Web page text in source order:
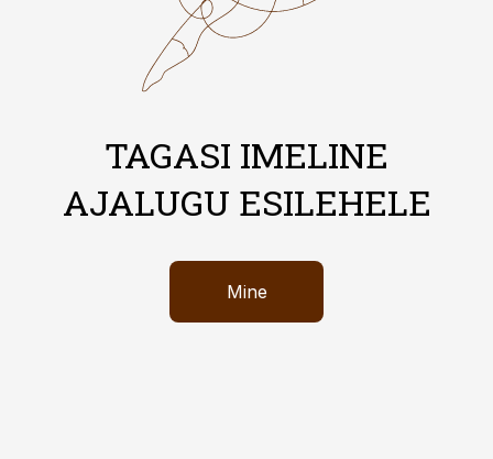
TAGASI IMELINE
AJALUGU ESILEHELE
Mine